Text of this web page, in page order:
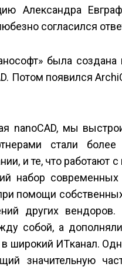
Александра
согласился
была
Потом появился
nanoCAD, мы
стали
и те, что
набор
помощи
других
собой, а
в широкий ИT­канал.
значительную